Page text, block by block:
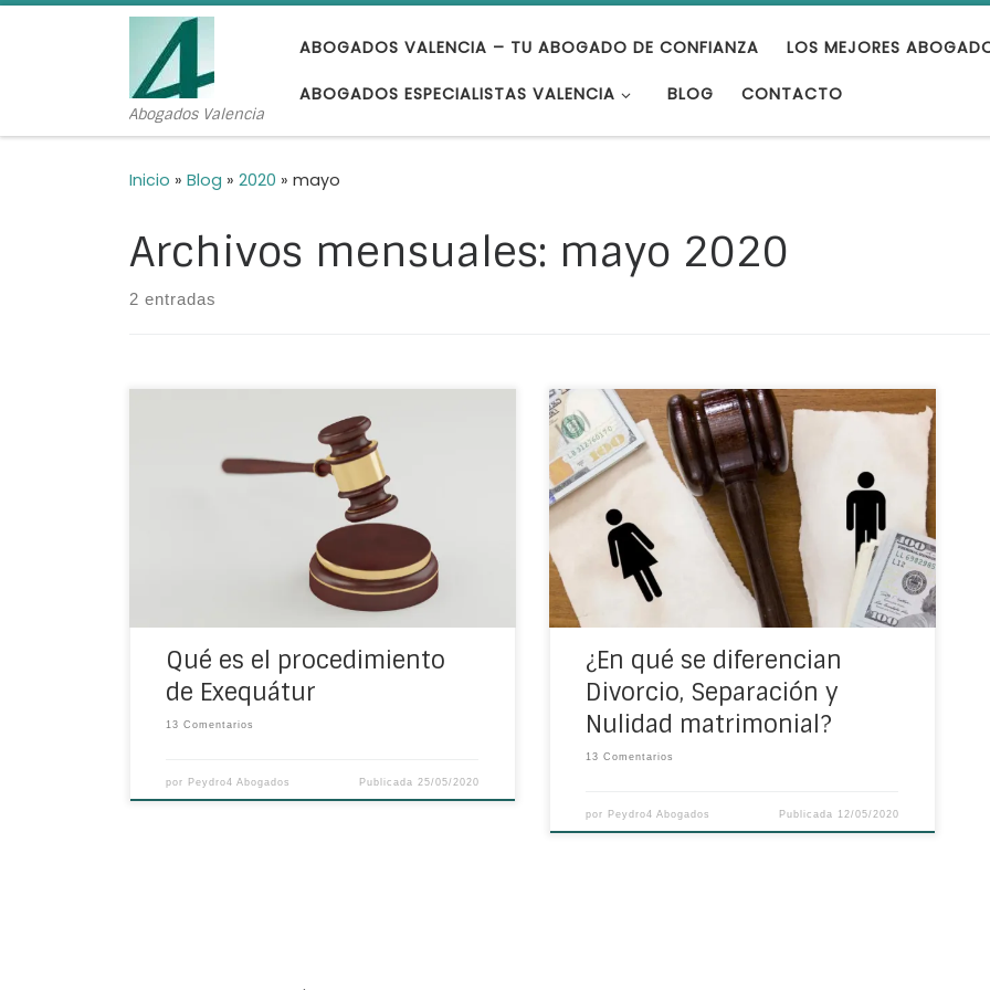
Saltar al contenido
Abogados Valencia
ABOGADOS VALENCIA – TU ABOGADO DE CONFIANZA LOS MEJORES
ABOGADOS ESPECIALISTAS VALENCIA BLOG CONTACTO
Inicio » Blog » 2020 » mayo
Archivos mensuales: mayo 2020
2 entradas
Mediante el procedimiento de exequátur
también denominada execuátur, se examina
si una sentencia (o un laudo) hecho en el
extranjero tendrá validez (o no) para ser
aplicado en un país distinto a aquel en el cual
fue emitida la sentencia.
Qué es el procedimiento
de Exequátur
13 Comentarios
por Peydro4 Abogados Publicada 25/05/2020
Es muy común que se encuentre especial
dificultad en entender las diferencias que
existen entre el Divorcio, la Separación y la
Nulidad Matrimonial. Por eso, hoy en Peydro4
os contaremos en qué se diferencian
¿En qué se diferencian
Divorcio, Separación y
Nulidad matrimonial?
13 Comentarios
por Peydro4 Abogados Publicada 12/05/2020